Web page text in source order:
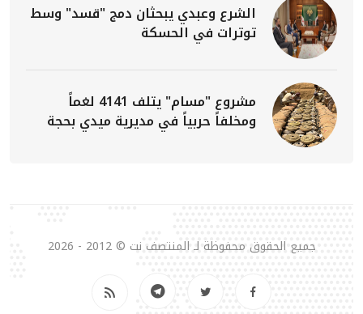
الشرع وعبدي يبحثان دمج "قسد" وسط
توترات في الحسكة
مشروع "مسام" يتلف 4141 لغماً
ومخلفاً حربياً في مديرية ميدي بحجة
جميع الحقوق محفوظة لـ المنتصف نت © 2012 - 2026